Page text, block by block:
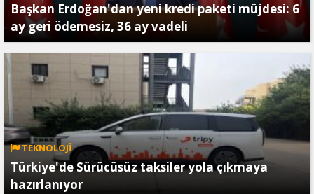
Başkan Erdoğan'dan yeni kredi paketi müjdesi: 6
ay geri ödemesiz, 36 ay vadeli
TEKNOLOJİ
Türkiye'de Sürücüsüz taksiler yola çıkmaya
hazırlanıyor